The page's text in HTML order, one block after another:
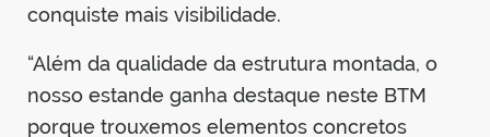
conquiste mais visibilidade.
“Além da qualidade da estrutura montada, o
nosso estande ganha destaque neste BTM
porque trouxemos elementos concretos